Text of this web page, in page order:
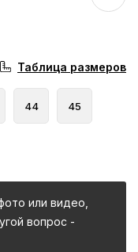
Таблица размеров
44 45
или видео,
вопрос -